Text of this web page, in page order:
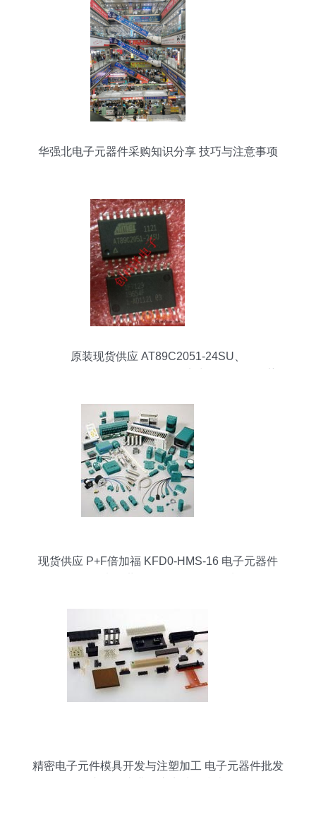
华强北电子元器件采购知识分享 技巧与注意事项
原装现货供应 AT89C2051-24SU、
现货供应 P+F倍加福 KFD0-HMS-16 电子元器件
精密电子元件模具开发与注塑加工 电子元器件批发